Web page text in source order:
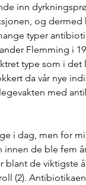
inn
og
typer
Flemming i
type som i
da vår nye
med
i dag, men for
innen de ble fem
blant de viktigste
(2).